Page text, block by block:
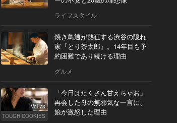
ライフスタイル
焼き鳥通が熱狂する渋谷の隠れ
家『とり茶太郎』。14年目も予
約困難であり続ける理由
グルメ
Vol.73
TOUGH COOKIES
「今日はたくさん甘えちゃお」
再会した母の無邪気な一言に、
娘が激怒した理由